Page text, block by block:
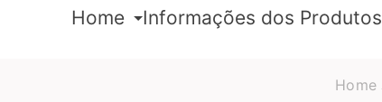
Home Informações dos Produtos
Home